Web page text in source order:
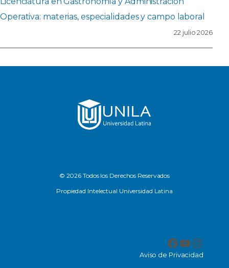
Operativa: materias, especialidades y campo laboral
22 julio 2026
© 2026 Todos los Derechos Reservados
Propiedad Intelectual Universidad Latina
Facebook
Aviso de Privacidad